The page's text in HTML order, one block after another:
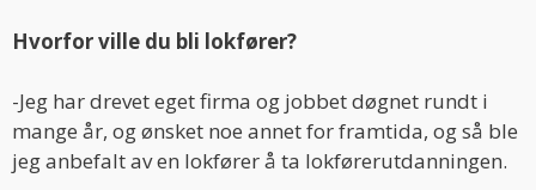
Hvorfor ville du bli lokfører?
-Jeg har drevet eget firma og jobbet døgnet rundt i
mange år, og ønsket noe annet for framtida, og så ble
jeg anbefalt av en lokfører å ta lokførerutdanningen.